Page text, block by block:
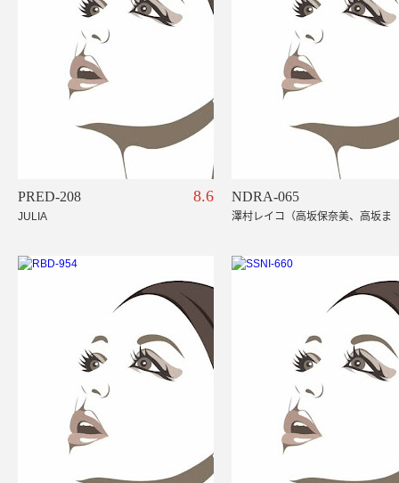
PRED-208 8.6
JULIA
NDRA-065
澤村レイコ（高坂保奈美、高坂ま